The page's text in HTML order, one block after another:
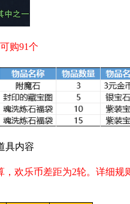
购91个
具内容
欢乐币差距为2轮。详细规